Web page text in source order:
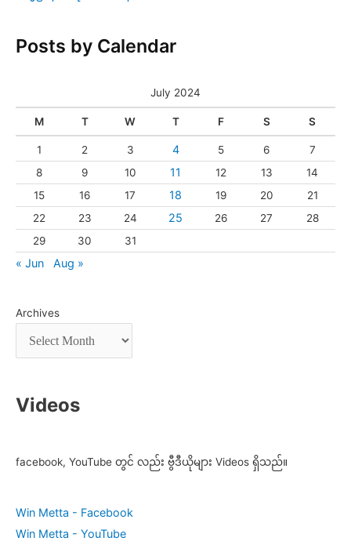
Posts by Calendar
July 2024
M T W T F S S
1 2 3 4 5 6
7
8
9 10 11 12 13
14
15
16 17 18 19 20
21
22
23 24 25 26 27
28
29
30 31
« Jun Aug »
Archives
Videos
facebook, YouTube တွင် လည်း ဗွီဒီယိုများ Videos ရှိသည်။
Win Metta - Facebook
Win Metta - YouTube